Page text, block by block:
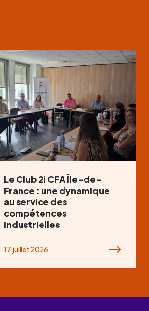
Le Club 2i CFA Île-de-
France : une dynamique
au service des
compétences
industrielles
17 juillet 2026